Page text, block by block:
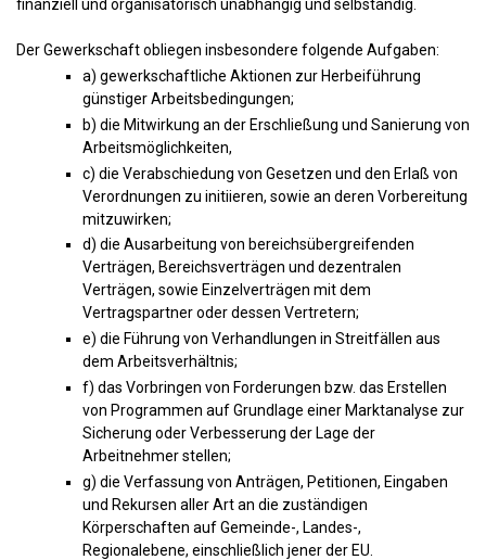
finanziell und organisatorisch unabhängig und selbständig.
Der Gewerkschaft obliegen insbesondere folgende Aufgaben:
a) gewerkschaftliche Aktionen zur Herbeiführung
günstiger Arbeitsbedingungen;
b) die Mitwirkung an der Erschließung und Sanierung von
Arbeitsmöglichkeiten,
c) die Verabschiedung von Gesetzen und den Erlaß von
Verordnungen zu initiieren, sowie an deren Vorbereitung
mitzuwirken;
d) die Ausarbeitung von bereichsübergreifenden
Verträgen, Bereichsverträgen und dezentralen
Verträgen, sowie Einzelverträgen mit dem
Vertragspartner oder dessen Vertretern;
e) die Führung von Verhandlungen in Streitfällen aus
dem Arbeitsverhältnis;
f) das Vorbringen von Forderungen bzw. das Erstellen
von Programmen auf Grundlage einer Marktanalyse zur
Sicherung oder Verbesserung der Lage der
Arbeitnehmer stellen;
g) die Verfassung von Anträgen, Petitionen, Eingaben
und Rekursen aller Art an die zuständigen
Körperschaften auf Gemeinde-, Landes-,
Regionalebene, einschließlich jener der EU.